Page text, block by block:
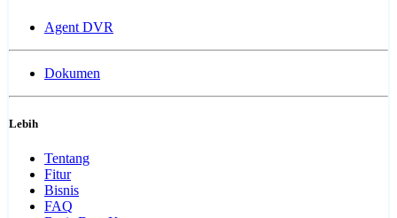
Agent DVR
Dokumen
Lebih
Tentang
Fitur
Bisnis
FAQ